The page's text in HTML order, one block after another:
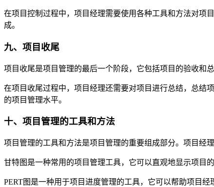
在项目控制过程中，项目经理需要使用各种工具和方法对项
成。
九、项目收尾
项目收尾是项目管理的最后一个阶段，它包括项目的验收和
在项目收尾过程中，项目经理还需要对项目进行总结，总结
的项目管理水平。
十、项目管理的工具和方法
项目管理的工具和方法是项目管理的重要组成部分。项目经
甘特图是一种常用的项目管理工具，它可以直观地显示项目
PERT图是一种用于项目进度管理的工具，它可以帮助项目